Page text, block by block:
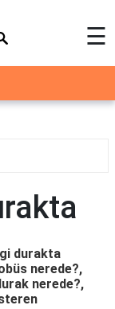
☰
durakta
nerede?,
nerede?,